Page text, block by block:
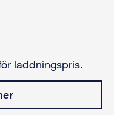
laddningspris.